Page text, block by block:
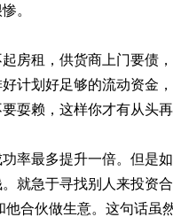
。
房租，供货商上门要债
计划好足够的流动资金
耍赖，这样你才有从头
率最多提升一倍。但是
就急于寻找别人来投资
合伙做生意。这句话虽